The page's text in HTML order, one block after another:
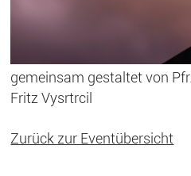
gemeinsam gestaltet von
Fritz Vysrtrcil
Zurück zur Eventübersicht